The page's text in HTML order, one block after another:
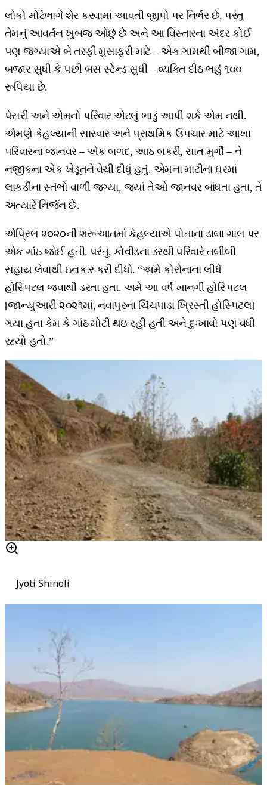
લોકો મોટેભાગે શેર કરવામાં આવતી જીપો પર નિર્ભર છે, પરંતુ
તેમનું આવર્તન ખુબજ ઓછું છે અને આ વિસ્તારના અંદર કોઈ
પણ જગ્યાએ બે તરફી મુસાફરી માટે – એક ગામથી બીજા ગામ,
બજાર સુધી કે પછી બસ સ્ટેન્ડ સુધી – વ્યક્તિ દીઠ ભાડું ૧૦૦
રૂપિયા છે.
પેસરી અને એમનો પરિવાર એટલું ભાડું આપી શકે એમ નથી.
એમણે કેહલ્યાની સારવાર અને પ્રાથમિક ઉપચાર માટે આખા
પરિવારના જાનવર – એક બળદ, આઠ બકરી, સાત મુર્ગી – ને
નજીકના એક ખેડૂતને વેચી દીધું હતું. એમના માટીના ઘરમાં
લાકડીના સ્તંભો વાળી જગ્યા, જ્યાં તેઓ જાનવર બાંધતા હતા, તે
અત્યારે નિર્જન છે.
એપ્રિલ ૨૦૨૦ની શરૂઆતમાં કેહલ્યાએ પોતાના ડાબા ગાલ પર
એક ગાંઠ જોઈ હતી. પરંતુ, કોવીડના ડરથી પરિવારે તબીબી
સહાય લેવાથી ઇનકાર કરી દીધો. “અમે કોરોનાના લીધે
હોસ્પિટલ જવાથી ડરતા હતા. અમે આ વર્ષે ખાનગી હોસ્પિટલ
[જાન્યુઆરી ૨૦૨૧માં, નવાપુરના ચિંચપાડા ખ્રિસ્તી હોસ્પિટલ]
ગયા હતા કેમ કે ગાંઠ મોટી થઇ રહી હતી અને દુઃખાવો પણ વધી
રહ્યો હતો.”
Jyoti Shinoli